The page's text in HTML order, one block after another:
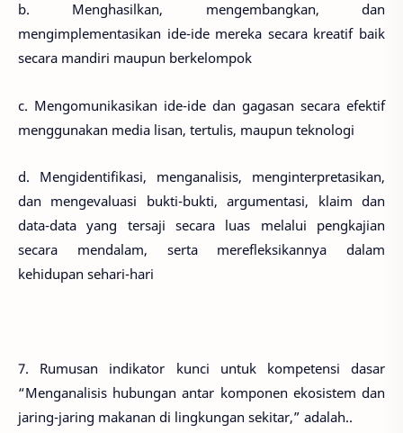
b. Menghasilkan, mengembangkan, dan
mengimplementasikan ide-ide mereka secara kreatif baik
secara mandiri maupun berkelompok
c. Mengomunikasikan ide-ide dan gagasan secara efektif
menggunakan media lisan, tertulis, maupun teknologi
d. Mengidentifikasi, menganalisis, menginterpretasikan,
dan mengevaluasi bukti-bukti, argumentasi, klaim dan
data-data yang tersaji secara luas melalui pengkajian
secara mendalam, serta merefleksikannya dalam
kehidupan sehari-hari
7. Rumusan indikator kunci untuk kompetensi dasar
“Menganalisis hubungan antar komponen ekosistem dan
jaring-jaring makanan di lingkungan sekitar,” adalah..